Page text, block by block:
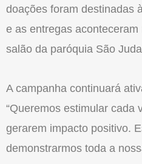
doações foram destinadas
e as entregas
salão da paróquia São
A campanha continuará
“Queremos estimular cada
gerarem impacto positivo.
demonstrarmos toda a